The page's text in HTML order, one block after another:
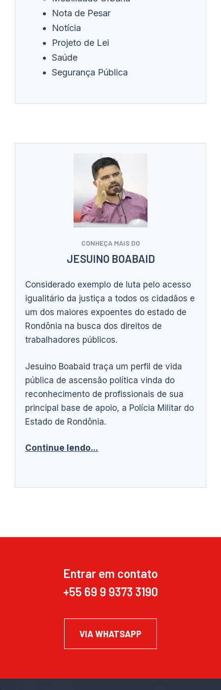
Nota de Pesar
Notícia
Projeto de Lei
Saúde
Segurança Pública
CONHEÇA MAIS DO
JESUINO BOABAID
Considerado exemplo de luta pelo acesso
igualitário da justiça a todos os cidadãos e
um dos maiores expoentes do estado de
Rondônia na busca dos direitos de
trabalhadores públicos.
Jesuino Boabaid traça um perfil de vida
pública de ascensão política vinda do
reconhecimento de profissionais de sua
principal base de apoio, a Polícia Militar do
Estado de Rondônia.
Continue lendo...
Entrar em contato
+55 69 9 9373 3190
VIA WHATSAPP